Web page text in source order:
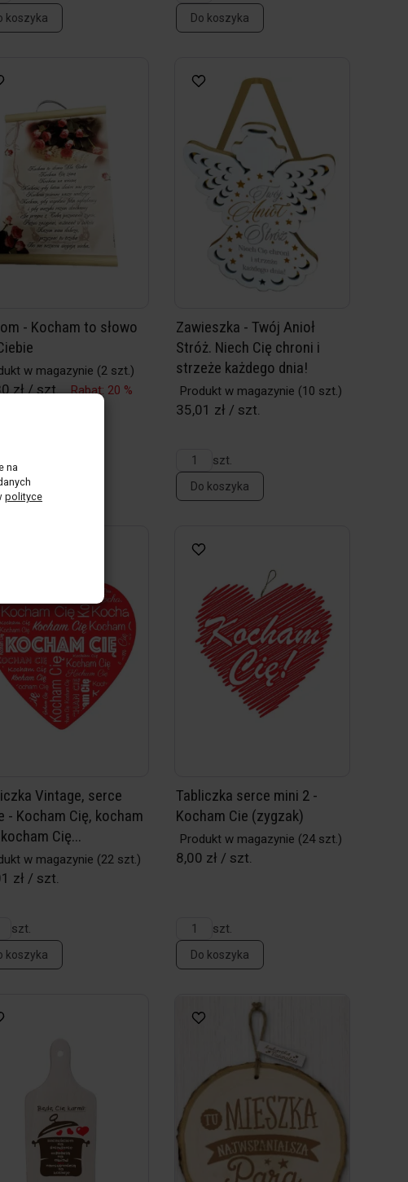
koszyka Do koszyka
- Kocham to słowo
w magazynie (2 szt.)
zł / szt. Rabat: 20 %
koszyka
Zawieszka - Twój Anioł
Stróż. Niech Cię chroni i
strzeże każdego dnia!
Produkt w magazynie (10 szt.)
35,01 zł / szt.
szt.
Do koszyka
Vintage, serce
- Kocham Cię, kocham
Cię...
w magazynie (22 szt.)
zł / szt.
szt.
koszyka
Tabliczka serce mini 2 -
Kocham Cie (zygzak)
Produkt w magazynie (24 szt.)
8,00 zł / szt.
szt.
Do koszyka
na
polityce